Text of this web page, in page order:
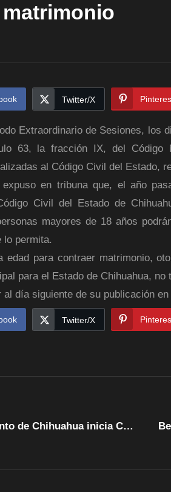
Twitter/X
Extraordinario de Sesiones, los
63, la fracción IX, del
al Código Civil del Estado,
en tribuna que, el año
Civil del Estado de
mayores de 18 años
lo permita.
edad para contraer matrimonio,
para el Estado de Chihuahua, no
día siguiente de su publicación
Twitter/X
El Ayuntamiento de Chihuahua inicia Campaña de Prevención de la Rikettsia.